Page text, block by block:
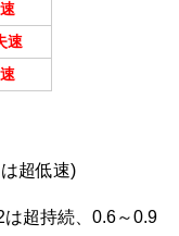
速
超低速)
超持続、0.6～0.9